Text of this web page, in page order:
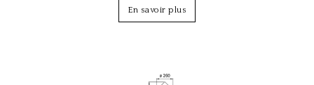
En savoir plus